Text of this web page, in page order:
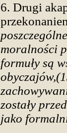
6. Drugi
moralności
formuły są
zostały
jako